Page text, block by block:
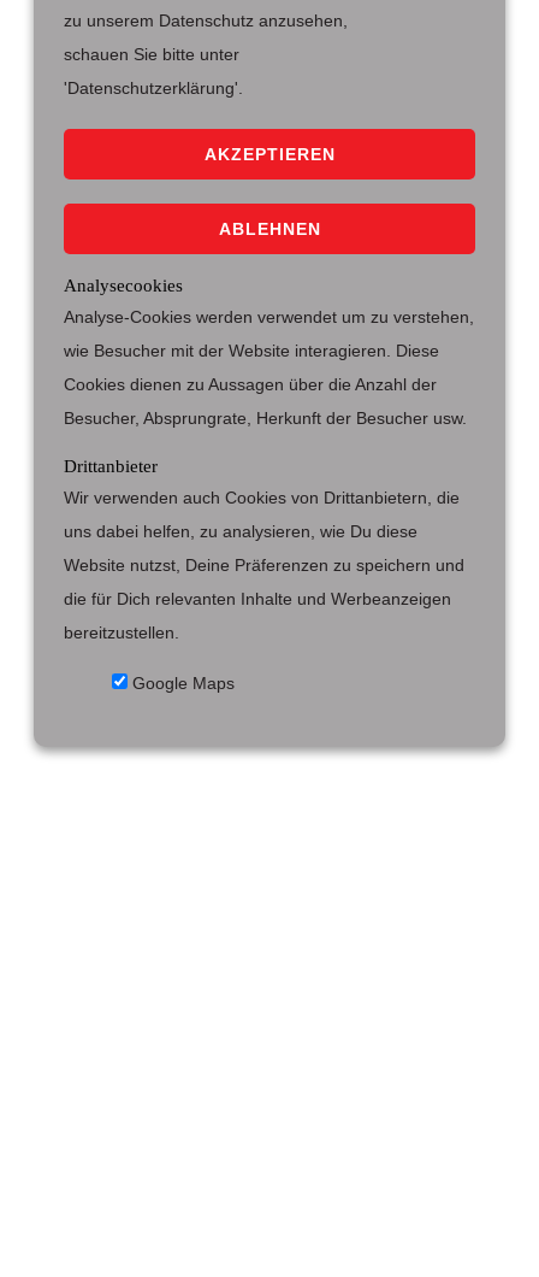
zu unserem Datenschutz anzusehen,
schauen Sie bitte unter
'Datenschutzerklärung'.
AKZEPTIEREN
ABLEHNEN
Analysecookies
Analyse-Cookies werden verwendet um zu verstehen,
wie Besucher mit der Website interagieren. Diese
Cookies dienen zu Aussagen über die Anzahl der
Besucher, Absprungrate, Herkunft der Besucher usw.
Drittanbieter
Wir verwenden auch Cookies von Drittanbietern, die
uns dabei helfen, zu analysieren, wie Du diese
Website nutzst, Deine Präferenzen zu speichern und
die für Dich relevanten Inhalte und Werbeanzeigen
bereitzustellen.
Google Maps